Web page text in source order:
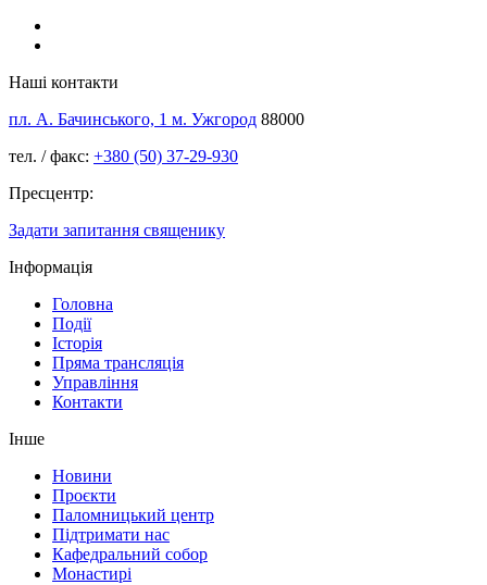
Наші контакти
пл. А. Бачинського, 1 м. Ужгород 88000
тел. / факс: +380 (50) 37-29-930
Пресцентр:
Задати запитання священику
Інформація
Головна
Події
Історія
Пряма трансляція
Управління
Контакти
Інше
Новини
Проєкти
Паломницький центр
Підтримати нас
Кафедральний собор
Монастирі